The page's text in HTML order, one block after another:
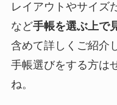
レイアウトやサイズ
など手帳を選ぶ上で
含めて詳しくご紹介
手帳選びをする方は
ね。